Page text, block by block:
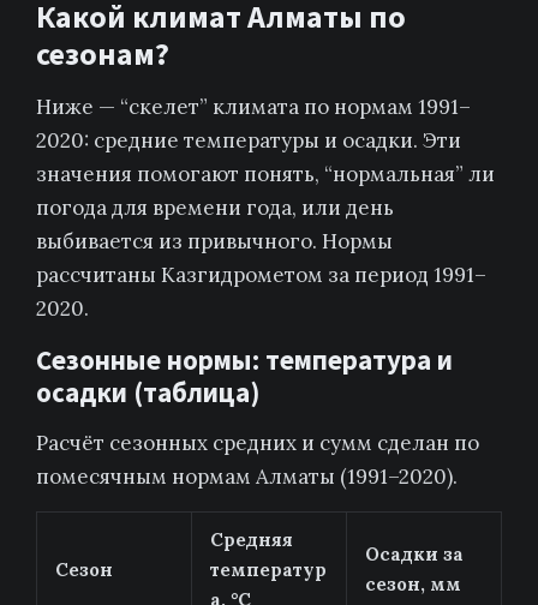
Какой климат Алматы по
сезонам?
Ниже — “скелет” климата по нормам 1991–
2020: средние температуры и осадки. Эти
значения помогают понять, “нормальная” ли
погода для времени года, или день
выбивается из привычного. Нормы
рассчитаны Казгидрометом за период 1991–
2020.
Сезонные нормы: температура и
осадки (таблица)
Расчёт сезонных средних и сумм сделан по
помесячным нормам Алматы (1991–2020).
Сезон
Средняя
температур
а, °C
Осадки за
сезон, мм